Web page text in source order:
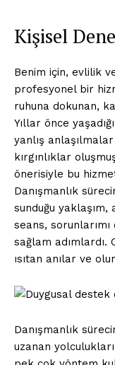
Kişisel
Benim için, evlilik
profesyonel bir
ruhuna dokunan,
Yıllar önce
yanlış
kırgınlıklar
önerisiyle bu
Danışmanlık
sunduğu
seans,
sağlam adımlardı.
ısıtan anılar ve
Danışmanlık
uzanan